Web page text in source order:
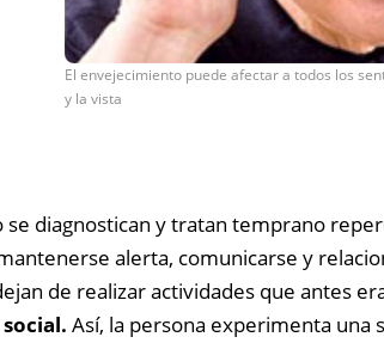
El envejecimiento puede afectar a todos los
y la vista
se diagnostican y tratan temprano
alerta, comunicarse y
de realizar actividades que antes
Así, la persona experimenta una